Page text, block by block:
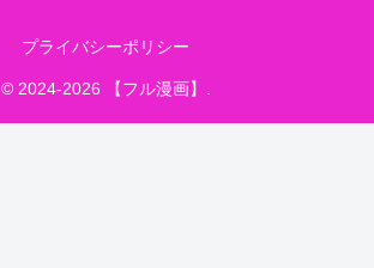
プライバシーポリシー
© 2024-2026 【フル漫画】.